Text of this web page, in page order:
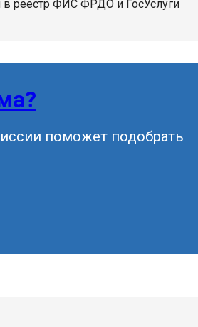
в реестр ФИС ФРДО и ГосУслуги
поможет подобрать